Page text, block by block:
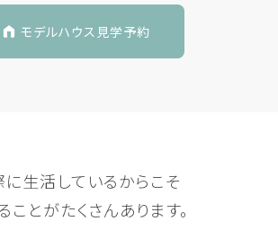
モデルハウス見学予約
に生活しているからこそ
ことがたくさんあります。